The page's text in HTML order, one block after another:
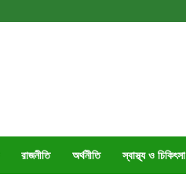
রাজনীতি অর্থনীতি স্বাস্থ্য ও চিকিৎসা